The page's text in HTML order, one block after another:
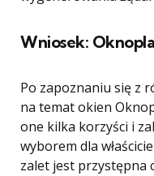
Wniosek:
Po zapoznaniu się z
na temat okien
one kilka korzyści i
wyborem dla
zalet jest przystępna